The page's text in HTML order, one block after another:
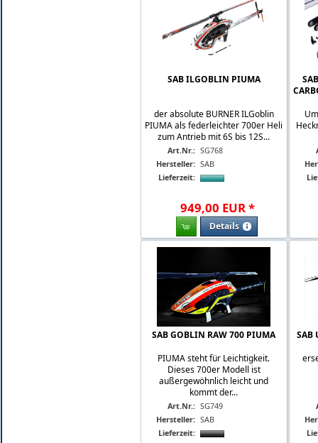
SAB ILGOBLIN PIUMA
der absolute BURNER ILGoblin
PIUMA als federleichter 700er Heli
zum Antrieb mit 6S bis 12S...
Art.Nr.: SG768
Hersteller: SAB
Lieferzeit:
949,00 EUR*
Details
SAB GOBLIN RAW 700 PIUMA
PIUMA steht für Leichtigkeit.
Dieses 700er Modell ist
außergewöhnlich leicht und
kommt der...
Art.Nr.: SG749
Hersteller: SAB
Lieferzeit:
SAB